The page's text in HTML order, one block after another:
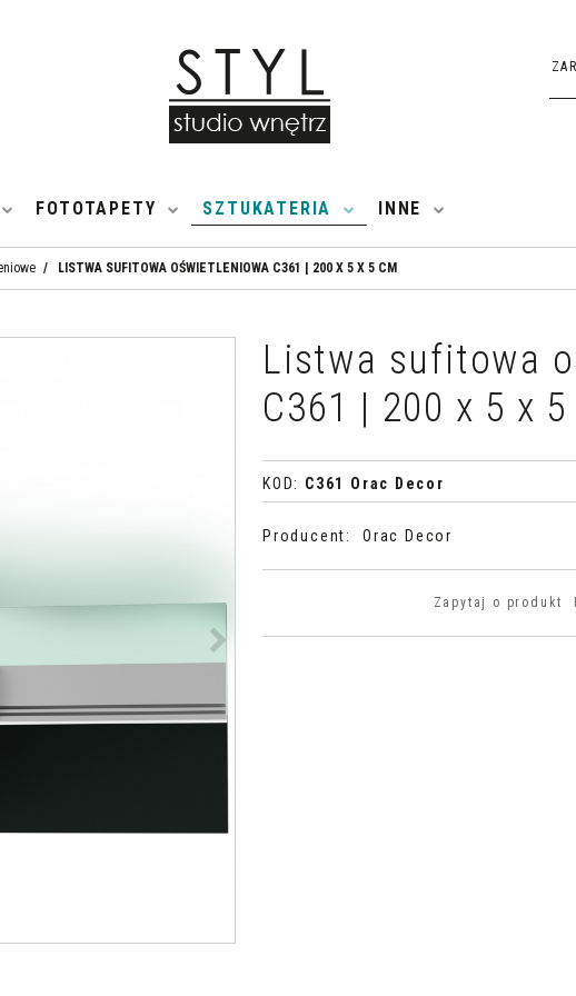
FOTOTAPETY SZTUKATERIA INNE
/ LISTWA SUFITOWA OŚWIETLENIOWA C361 | 200 X 5 X 5 CM
>
Listwa sufitowa
C361 | 200 x 5 x
KOD: C361 Orac Decor
Producent: Orac Decor
Zapytaj o produkt